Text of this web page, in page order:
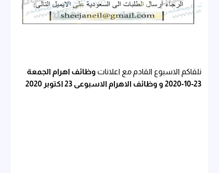
نلقاكم الاسبوع القادم مع اعلانات وظائف اهرام الجمعة
23-10-2020
و وظائف الاهرام الاسبوعى 23 اكتوبر 2020